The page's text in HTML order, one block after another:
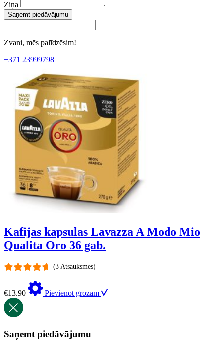
Ziņa
Saņemt piedāvājumu
Zvani, mēs palīdzēsim!
+371 23999798
Kafijas kapsulas Lavazza A Modo Mio
Qualita Oro 36 gab.
(3 Atsauksmes)
€13.90 Pievienot grozam
Saņemt piedāvājumu